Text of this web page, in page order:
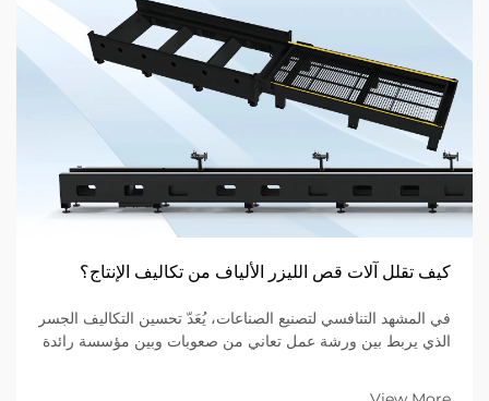
كيف تقلل آلات قص الليزر الألياف من تكاليف الإنتاج؟
في المشهد التنافسي لتصنيع الصناعات، يُعَدّ تحسين التكاليف الجسر
الذي يربط بين ورشة عمل تعاني من صعوبات وبين مؤسسة رائدة